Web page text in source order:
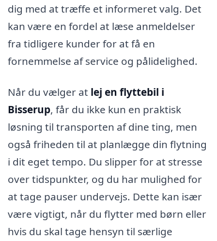
dig med at træffe et informeret valg. Det
kan være en fordel at læse anmeldelser
fra tidligere kunder for at få en
fornemmelse af service og pålidelighed.
Når du vælger at lej en flyttebil i
Bisserup, får du ikke kun en praktisk
løsning til transporten af dine ting, men
også friheden til at planlægge din flytning
i dit eget tempo. Du slipper for at stresse
over tidspunkter, og du har mulighed for
at tage pauser undervejs. Dette kan især
være vigtigt, når du flytter med børn eller
hvis du skal tage hensyn til særlige